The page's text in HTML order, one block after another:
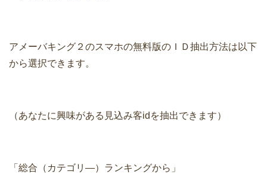
アメーバキング２のスマホの無料版のＩＤ抽出方法は以下
から選択できます。
（あなたに興味がある見込み客idを抽出できます）
「総合（カテゴリ―）ランキングから」